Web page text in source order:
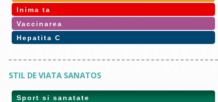
Inima ta
Vaccinarea
Hepatita C
STIL DE VIATA SANATOS
Sport si sanatate